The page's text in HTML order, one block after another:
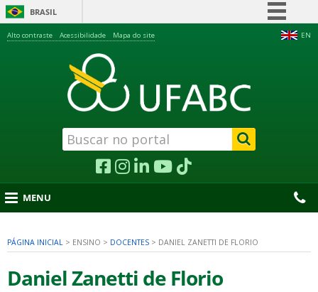
BRASIL
Acesso à informação
Legislação
Canais
EN
Alto contraste Acessibilidade Mapa do site
MENU
PÁGINA INICIAL > ENSINO > DOCENTES > DANIEL ZANETTI DE FLORIO
Daniel Zanetti de Florio